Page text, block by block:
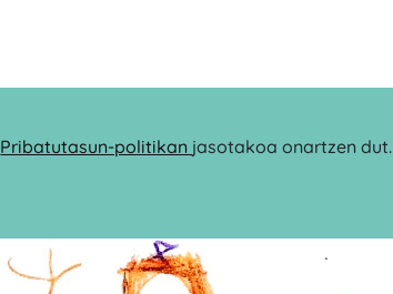
Pribatutasun-politikan jasotakoa onartzen dut.